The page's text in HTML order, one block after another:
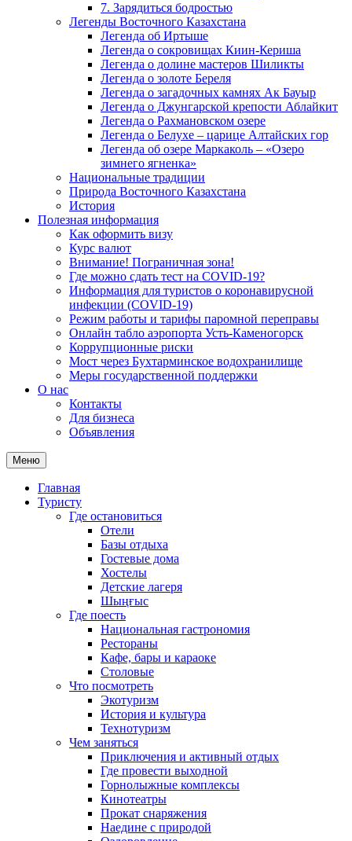
7. Зарядиться бодростью
Легенды Восточного Казахстана
Легенда об Иртыше
Легенда о сокровищах Киин-Кериша
Легенда о долине мастеров Шиликты
Легенда о золоте Береля
Легенда о загадочных камнях Ак Бауыр
Легенда о Джунгарской крепости Аблайкит
Легенда о Рахмановском озере
Легенда о Белухе – царице Алтайских гор
Легенда об озере Маркаколь – «Озеро
зимнего ягненка»
Национальные традиции
Природа Восточного Казахстана
История
Полезная информация
Как оформить визу
Курс валют
Внимание! Пограничная зона!
Где можно сдать тест на COVID-19?
Информация для туристов о коронавирусной
инфекции (COVID-19)
Режим работы и тарифы паромной переправы
Онлайн табло аэропорта Усть-Каменогорск
Коррупционные риски
Мост через Бухтарминское водохранилище
Меры государственной поддержки
О нас
Контакты
Для бизнеса
Объявления
Меню
Главная
Туристу
Где остановиться
Отели
Базы отдыха
Гостевые дома
Хостелы
Детские лагеря
Шыңғыс
Где поесть
Национальная гастрономия
Рестораны
Кафе, бары и караоке
Столовые
Что посмотреть
Экотуризм
История и культура
Технотуризм
Чем заняться
Приключения и активный отдых
Где провести выходной
Горнолыжные комплексы
Кинотеатры
Прокат снаряжения
Наедине с природой